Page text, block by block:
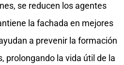
se reducen los agentes
la fachada en mejores
a prevenir la formación
prolongando la vida útil de la